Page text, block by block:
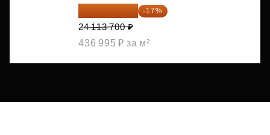
20 014 371 ₽ -17%
24 113 700 ₽
436 995 ₽ за м²